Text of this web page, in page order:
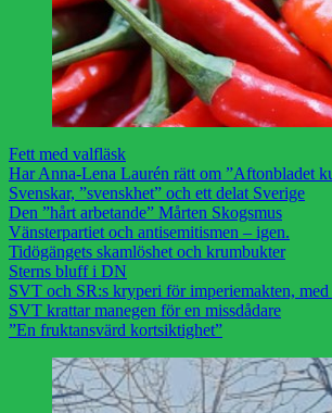
Fett med valfläsk
Har Anna-Lena Laurén rätt om ”Aftonbladet
Svenskar, ”svenskhet” och ett delat Sverige
Den ”hårt arbetande” Mårten Skogsmus
Vänsterpartiet och antisemitismen – igen.
Tidögängets skamlöshet och krumbukter
Sterns bluff i DN
SVT och SR:s kryperi för imperiemakten,
SVT krattar manegen för en missdådare
”En fruktansvärd kortsiktighet”